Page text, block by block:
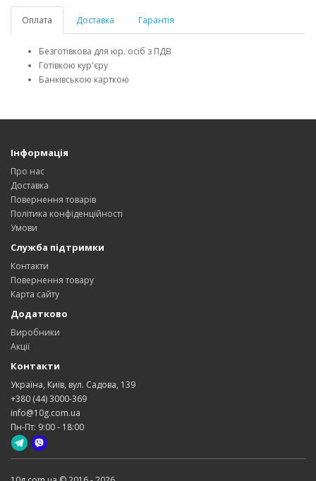
Оплата Доставка Гарантія
Безготівкова для юр. осіб з ПДВ
Готівкою кур'єру
Банківською карткою
Інформація
Про нас
Доставка
Повернення товарів
Політика конфіденційності
Умови
Служба підтримки
Контакти
Повернення товару
Карта сайту
Додатково
Виробники
Акції
Контакти
Україна, Київ, вул. Садова, 139
+380 (44) 3000-369
info@10g.com.ua
Пн-Пт: 9:00 - 18:00